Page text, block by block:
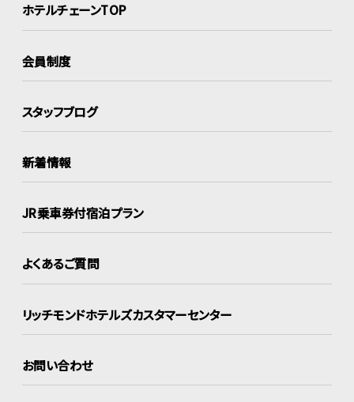
ホテルチェーンTOP
会員制度
スタッフブログ
新着情報
JR乗車券付宿泊プラン
よくあるご質問
リッチモンドホテルズカスタマーセンター
お問い合わせ